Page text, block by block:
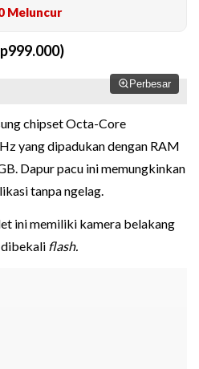
Meluncur
Perbesar
chipset Octa-Core
yang dipadukan dengan RAM
Dapur pacu ini memungkinkan
tanpa ngelag.
ini memiliki kamera belakang
dibekali flash.